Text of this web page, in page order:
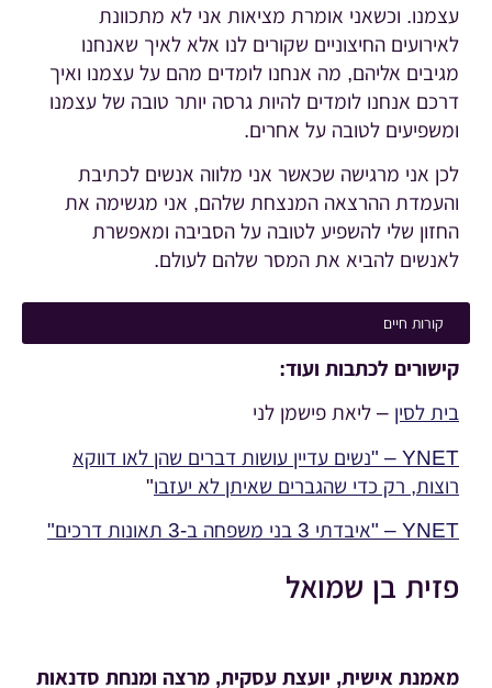
עצמנו. וכשאני אומרת מציאות אני לא מתכוונת
לאירועים החיצוניים שקורים לנו אלא לאיך שאנחנו
מגיבים אליהם, מה אנחנו לומדים מהם על עצמנו ואיך
דרכם אנחנו לומדים להיות גרסה יותר טובה של עצמנו
ומשפיעים לטובה על אחרים.
לכן אני מרגישה שכאשר אני מלווה אנשים לכתיבת
והעמדת ההרצאה המנצחת שלהם, אני מגשימה את
החזון שלי להשפיע לטובה על הסביבה ומאפשרת
לאנשים להביא את המסר שלהם לעולם.
קורות חיים
קישורים לכתבות ועוד:
בית לסין – ליאת פישמן לני
YNET – "נשים עדיין עושות דברים שהן לאו דווקא
רוצות, רק כדי שהגברים שאיתן לא יעזבו"
YNET – "איבדתי 3 בני משפחה ב-3 תאונות דרכים"
פזית בן שמואל
מאמנת אישית, יועצת עסקית, מרצה ומנחת סדנאות